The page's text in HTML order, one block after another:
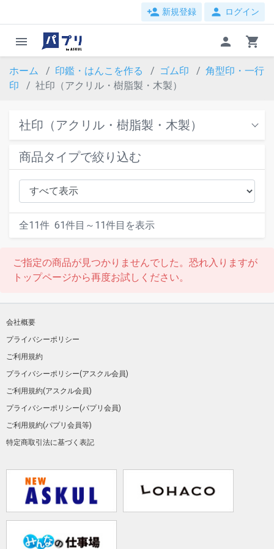
person_add 新規登録 person ログイン
menu person shopping_cart
ホーム 印鑑・はんこを作る ゴム印
角型印・一行
印
社印（アクリル・樹脂製・木製）
社印（アクリル・樹脂製・木製）
商品タイプで絞り込む
全11件 61件目～ 11件目を表示
ご指定の商品が見つかりませんでした。恐れ入りますが
トップページから再度お試しください。
会社概要
プライバシーポリシー
ご利用規約
プライバシーポリシー(アスクル会員)
ご利用規約(アスクル会員)
プライバシーポリシー(パプリ会員)
ご利用規約(パプリ会員等)
特定商取引法に基づく表記